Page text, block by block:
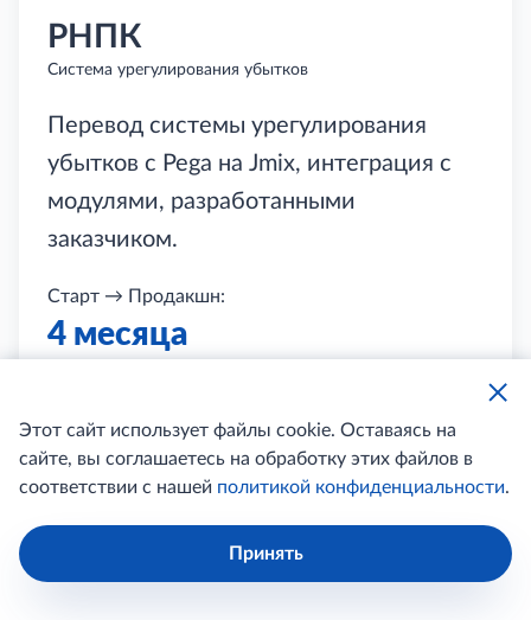
РНПК
Система урегулирования убытков
Перевод системы урегулирования
убытков с Pega на Jmix, интеграция с
модулями, разработанными
заказчиком.
Старт → Продакшн:
4 месяца
импортозамещение
0% стресса
User Flow сохранен, UI адаптирован
Этот сайт использует файлы cookie. Оставаясь на
сайте, вы соглашаетесь на обработку этих файлов в
соответствии с нашей политикой конфиденциальности.
Принять